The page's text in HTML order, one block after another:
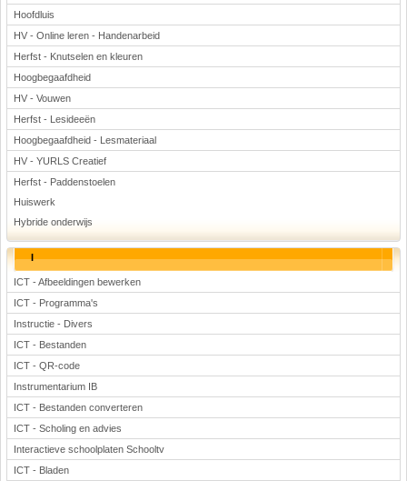
Hoofdluis
HV - Online leren - Handenarbeid
Herfst - Knutselen en kleuren
Hoogbegaafdheid
HV - Vouwen
Herfst - Lesideeën
Hoogbegaafdheid - Lesmateriaal
HV - YURLS Creatief
Herfst - Paddenstoelen
Huiswerk
Hybride onderwijs
I
ICT - Afbeeldingen bewerken
ICT - Programma's
Instructie - Divers
ICT - Bestanden
ICT - QR-code
Instrumentarium IB
ICT - Bestanden converteren
ICT - Scholing en advies
Interactieve schoolplaten Schooltv
ICT - Bladen